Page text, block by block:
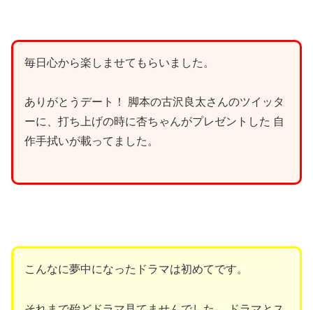
毎日心から楽しませてもらいました。
ありがとうデート！ 脚本の古沢良太さんのツイッタ
ーに、打ち上げの時に杏ちゃんがプレゼントした 自
作手拭いが載ってました。
こんなに夢中になったドラマは初めてです。